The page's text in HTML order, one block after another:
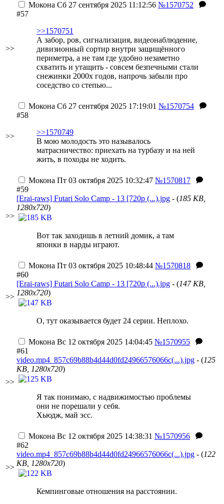
>>
Мокона Сб 27 сентября 2025 11:12:56 №1570752
#57
>>1570751
А забор, ров, сигнализация, видеонаблюдение,
дивизионный сортир внутри защищённого
периметра, а не там где удобно незаметно
схватить и утащить - совсем безпечными стали
снежинки 2000х годов, напрочь забыли про
соседство со степью...
>>
Мокона Сб 27 сентября 2025 17:19:01 №1570754
#58
>>1570749
В мою молодость это называлось
матрасничество: приехать на турбазу и на ней
жить, в походы не ходить.
>>
Мокона Пт 03 октября 2025 10:32:47 №1570817
#59
[Erai-raws] Futari Solo Camp - 13 [720p (...).jpg - (185 KB,
1280x720)
Вот так заходишь в летний домик, а там
японки в нарды играют.
>>
Мокона Пт 03 октября 2025 10:48:44 №1570818
#60
[Erai-raws] Futari Solo Camp - 13 [720p (...).jpg - (147 KB,
1280x720)
О, тут оказывается будет 24 серии. Неплохо.
>>
Мокона Вс 12 октября 2025 14:04:45 №1570955
#61
video.mp4_857c69b88b4d44d0fd24966576066c(...).jpg - (125
KB, 1280x720)
Я так понимаю, с надвижимостью проблемы
они не порешали у себя.
Хьюдж, май эсс.
>>
Мокона Вс 12 октября 2025 14:38:31 №1570956
#62
video.mp4_857c69b88b4d44d0fd24966576066c(...).jpg - (122
KB, 1280x720)
Кемпинговые отношения на расстоянии.